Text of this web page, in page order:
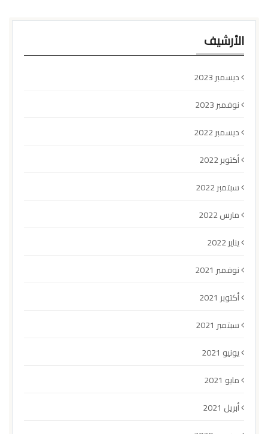
الأرشيف
ديسمبر 2023
نوفمبر 2023
ديسمبر 2022
أكتوبر 2022
سبتمبر 2022
مارس 2022
يناير 2022
نوفمبر 2021
أكتوبر 2021
سبتمبر 2021
يونيو 2021
مايو 2021
أبريل 2021